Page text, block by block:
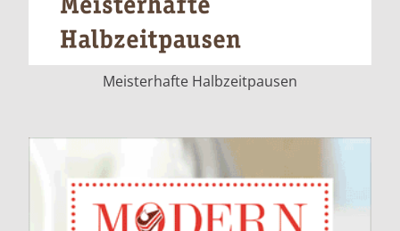
Meisterhafte Halbzeitpausen